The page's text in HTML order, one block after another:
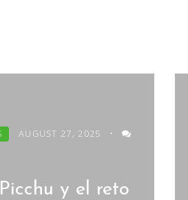
AUGUST 27, 2025
•
y el reto